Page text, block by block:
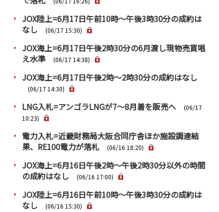
Q & A
お問い合わせ
サイトマップ
採用情報
Rim Energy Media(韓国語)
JOX陸上=6月17日午前10時～午後3時30分の成約は
なし
(06/17 15:30)
JOX海上=6月17日午後2時30分の6月渡し現物売買唱
え水準
(06/17 14:38)
JOX海上=6月17日午後2時～2時30分の成約はなし
(06/17 14:30)
LNG入札=アンゴラLNGが7～8月着を販売へ
(06/17
10:23)
電力入札=近畿財務局大阪合同庁舎ほか施設調達結
果、RE100電力が落札
(06/16 18:20)
JOX海上=6月16日午後2時～午後2時30分以外の時間
の成約はなし
(06/16 17:00)
JOX陸上=6月16日午前10時～午後3時30分の成約は
なし
(06/16 15:30)